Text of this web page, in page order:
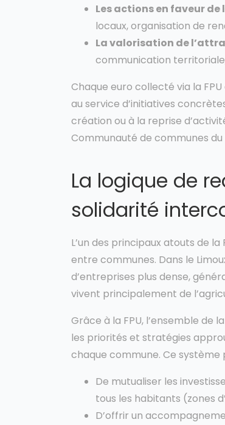
Les actions en faveur
locaux, organisation de
La valorisation de
communication
Chaque euro collecté via la
au service d’initiatives
création ou à la reprise
Communauté de communes
La logique de
solidarité
L’un des principaux atouts de
entre communes. Dans le
d’entreprises plus dense,
vivent principalement de
Grâce à la FPU, l’ensemble de
les priorités et stratégies
chaque commune. Ce système
De mutualiser les
tous les habitants (zones
D’offrir un